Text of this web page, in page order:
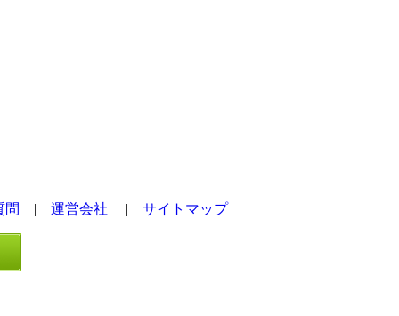
問 | 運営会社 | サイトマップ